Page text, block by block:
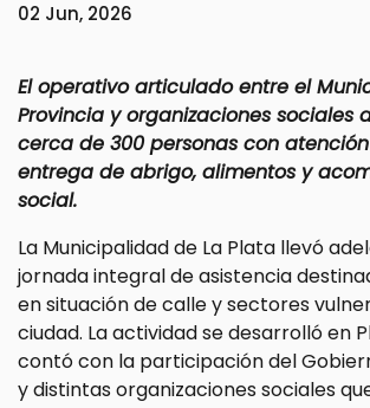
02 Jun, 2026
El operativo articulado entre el
Provincia y organizaciones sociales
cerca de 300 personas con
entrega de abrigo, alimentos y
social.
La Municipalidad de La Plata llevó
jornada integral de asistencia
en situación de calle y sectores
ciudad. La actividad se desarrolló en
contó con la participación del
y distintas organizaciones sociales